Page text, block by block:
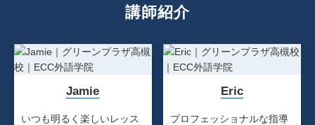
講師紹介
Jamie
いつも明るく楽しいレッス
Eric
プロフェッショナルな指導